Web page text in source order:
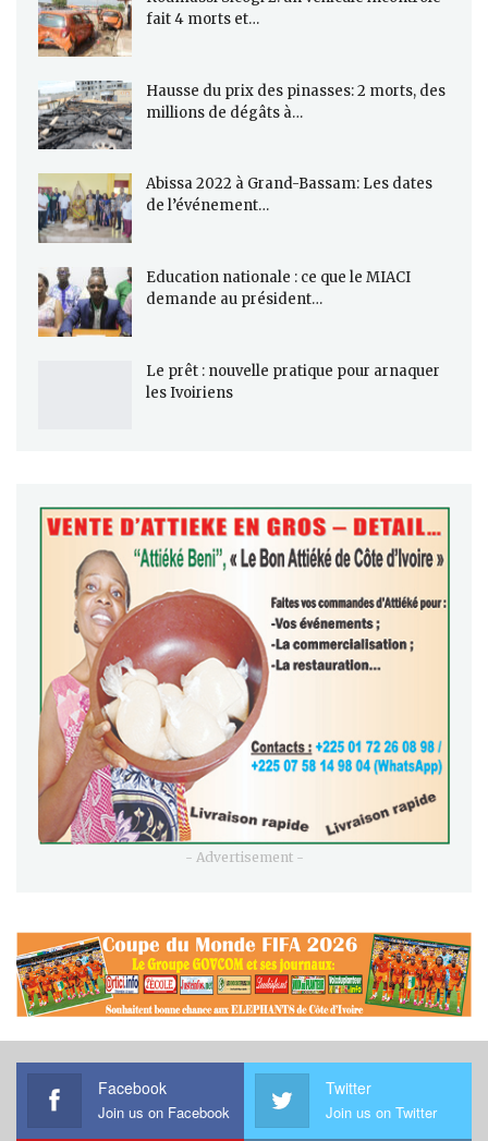
fait 4 morts et…
Hausse du prix des pinasses: 2 morts, des
millions de dégâts à…
Abissa 2022 à Grand-Bassam: Les dates
de l’événement…
Education nationale : ce que le MIACI
demande au président…
Le prêt : nouvelle pratique pour arnaquer
les Ivoiriens
- Advertisement -
Facebook
Join us on Facebook
Twitter
Join us on Twitter